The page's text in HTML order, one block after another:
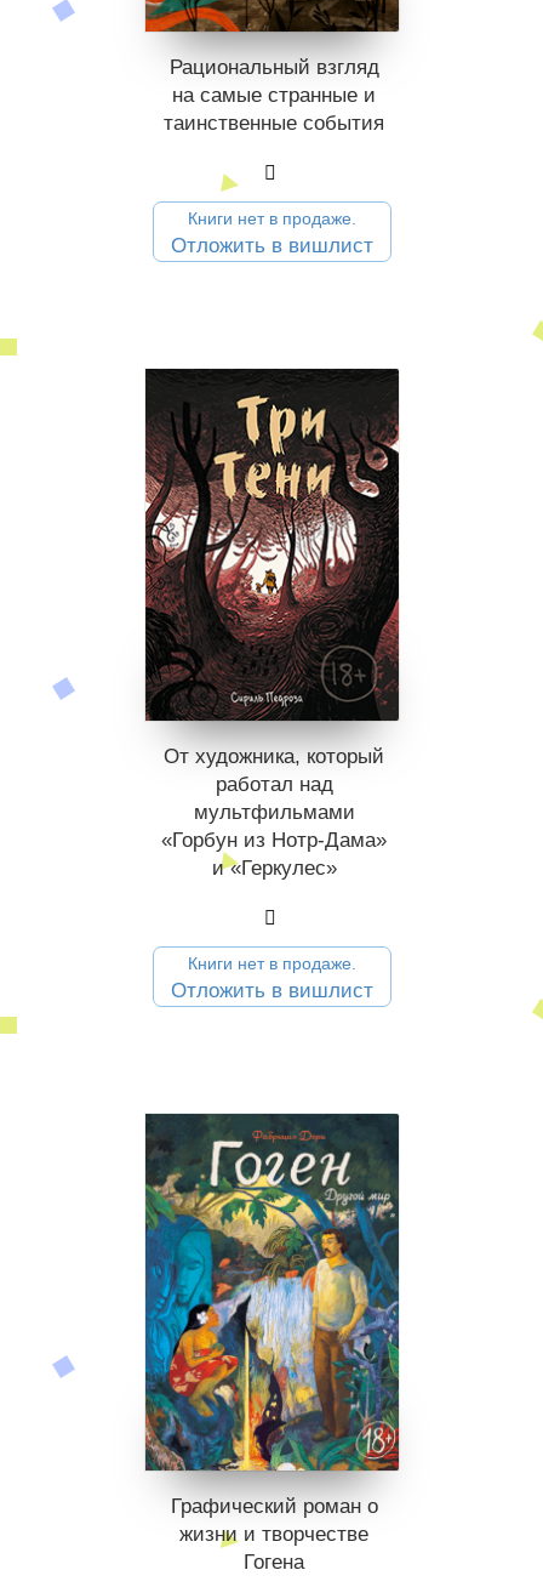
Рациональный взгляд
на самые странные и
таинственные события
Книги нет в продаже.
Отложить в вишлист
От художника, который
работал над
мультфильмами
«Горбун из Нотр-Дама»
и «Геркулес»
Книги нет в продаже.
Отложить в вишлист
Графический роман о
жизни и творчестве
Гогена